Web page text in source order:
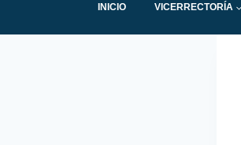
INICIO VICERRECTORÍA